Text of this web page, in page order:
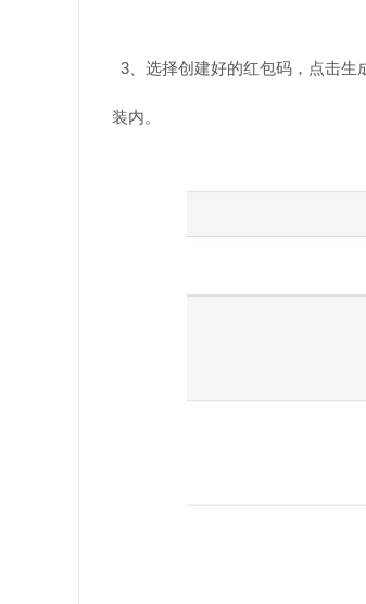
3、选择创建好的红包码，点击
装内。